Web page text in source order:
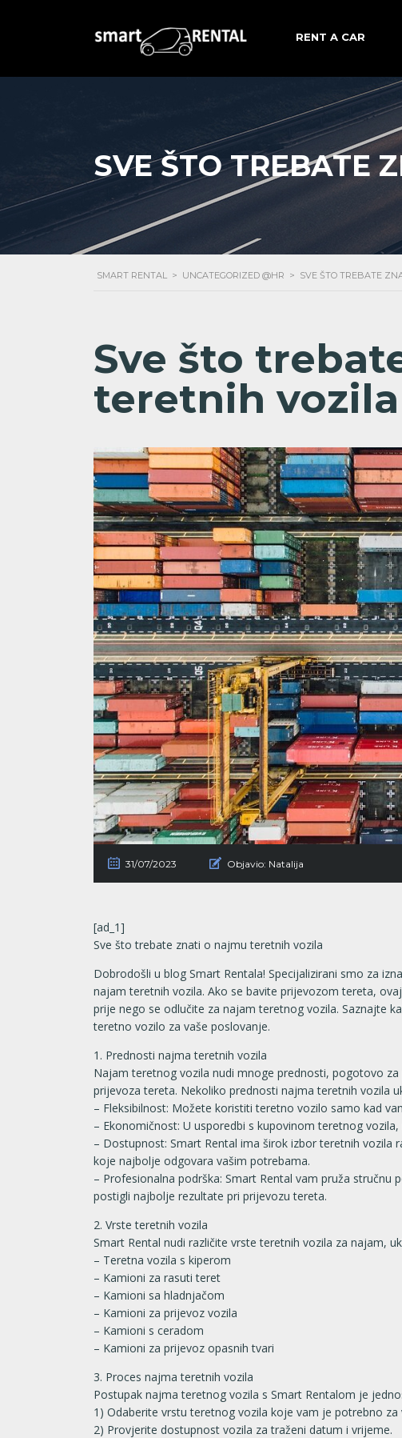
RENT A CAR
SVE ŠTO TREBATE
SMART RENTAL > UNCATEGORIZED @HR > SVE ŠTO TREBATE
Sve što
teretnih vozila
31/07/2023 Objavio: Natalija
[ad_1]
Sve što trebate znati o najmu teretnih vozila
Dobrodošli u blog Smart Rentala! Specijalizirani smo za
najam teretnih vozila. Ako se bavite prijevozom tereta,
prije nego se odlučite za najam teretnog vozila. Saznajte
teretno vozilo za vaše poslovanje.
1. Prednosti najma teretnih vozila
Najam teretnog vozila nudi mnoge prednosti, pogotovo
prijevoza tereta. Nekoliko prednosti najma teretnih vozila
– Fleksibilnost: Možete koristiti teretno vozilo samo kad
– Ekonomičnost: U usporedbi s kupovinom teretnog
– Dostupnost: Smart Rental ima širok izbor teretnih vozila
koje najbolje odgovara vašim potrebama.
– Profesionalna podrška: Smart Rental vam pruža
postigli najbolje rezultate pri prijevozu tereta.
2. Vrste teretnih vozila
Smart Rental nudi različite vrste teretnih vozila za najam,
– Teretna vozila s kiperom
– Kamioni za rasuti teret
– Kamioni sa hladnjačom
– Kamioni za prijevoz vozila
– Kamioni s ceradom
– Kamioni za prijevoz opasnih tvari
3. Proces najma teretnih vozila
Postupak najma teretnog vozila s Smart Rentalom je
1) Odaberite vrstu teretnog vozila koje vam je potrebno za
2) Provjerite dostupnost vozila za traženi datum i vrijeme.